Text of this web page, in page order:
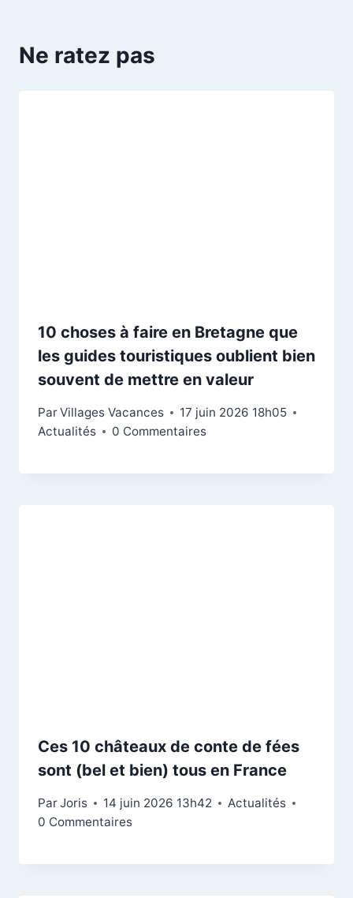
Ne ratez pas
10 choses à faire en Bretagne que
les guides touristiques oublient bien
souvent de mettre en valeur
ParVillages Vacances
17 juin 2026 18h05
Actualités
0 Commentaires
Ces 10 châteaux de conte de fées
sont (bel et bien) tous en France
ParJoris 14 juin 2026 13h42
Actualités
0 Commentaires